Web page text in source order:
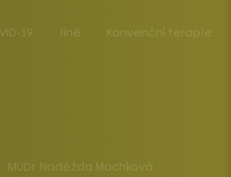
19 Jiné
Konvenční terapie
MUDr. Naděžda Machková